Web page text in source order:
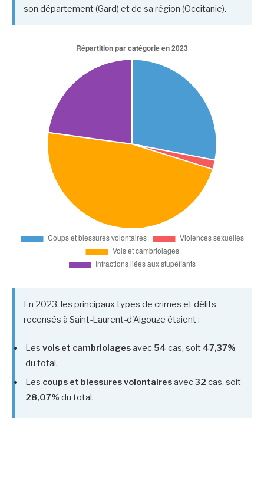
son département (Gard) et de sa région (Occitanie).
En 2023, les principaux types de crimes et délits
recensés à Saint-Laurent-d'Aigouze étaient :
Les vols et cambriolagesavec54 cas, soit 47,37%
du total.
Les coups et blessures volontairesavec32 cas, soit
28,07% du total.